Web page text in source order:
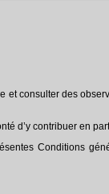
consulter des
d’y contribuer en
Conditions